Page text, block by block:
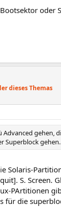
oder
dieses Themas
Advanced gehen,
Superblock gehen.
Solaris-
S. Screen.
PArtitionen
für die